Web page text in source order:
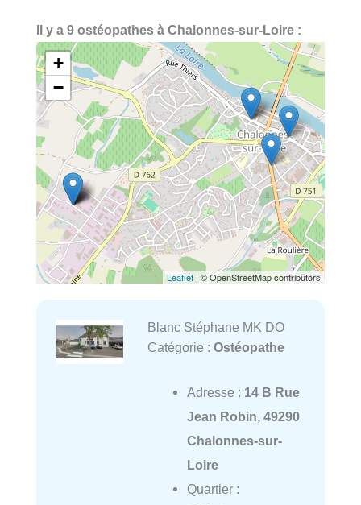
Il y a 9 ostéopathes à Chalonnes-sur-Loire :
+
−
Leaflet | © OpenStreetMap contributors
Blanc Stéphane MK DO
Catégorie : Ostéopathe
Adresse : 14 B Rue
Jean Robin, 49290
Chalonnes-sur-
Loire
Quartier :